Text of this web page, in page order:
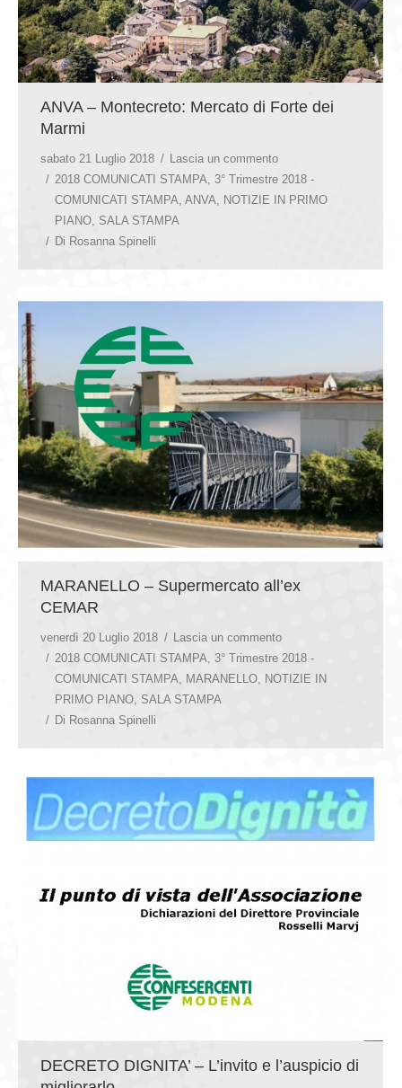
ANVA – Montecreto: Mercato di Forte dei
Marmi
sabato 21 Luglio 2018
Lascia un commento
2018 COMUNICATI STAMPA
3° Trimestre 2018 -
COMUNICATI STAMPA ANVA
NOTIZIE IN PRIMO
PIANO SALA STAMPA
Di Rosanna Spinelli
MARANELLO – Supermercato all’ex
CEMAR
venerdì 20 Luglio 2018
Lascia un commento
2018 COMUNICATI STAMPA, 3° Trimestre 2018 -
COMUNICATI STAMPA, MARANELLO, NOTIZIE IN
PRIMO PIANO, SALA STAMPA
Di Rosanna Spinelli
DECRETO DIGNITA’ – L’invito e l’auspicio di